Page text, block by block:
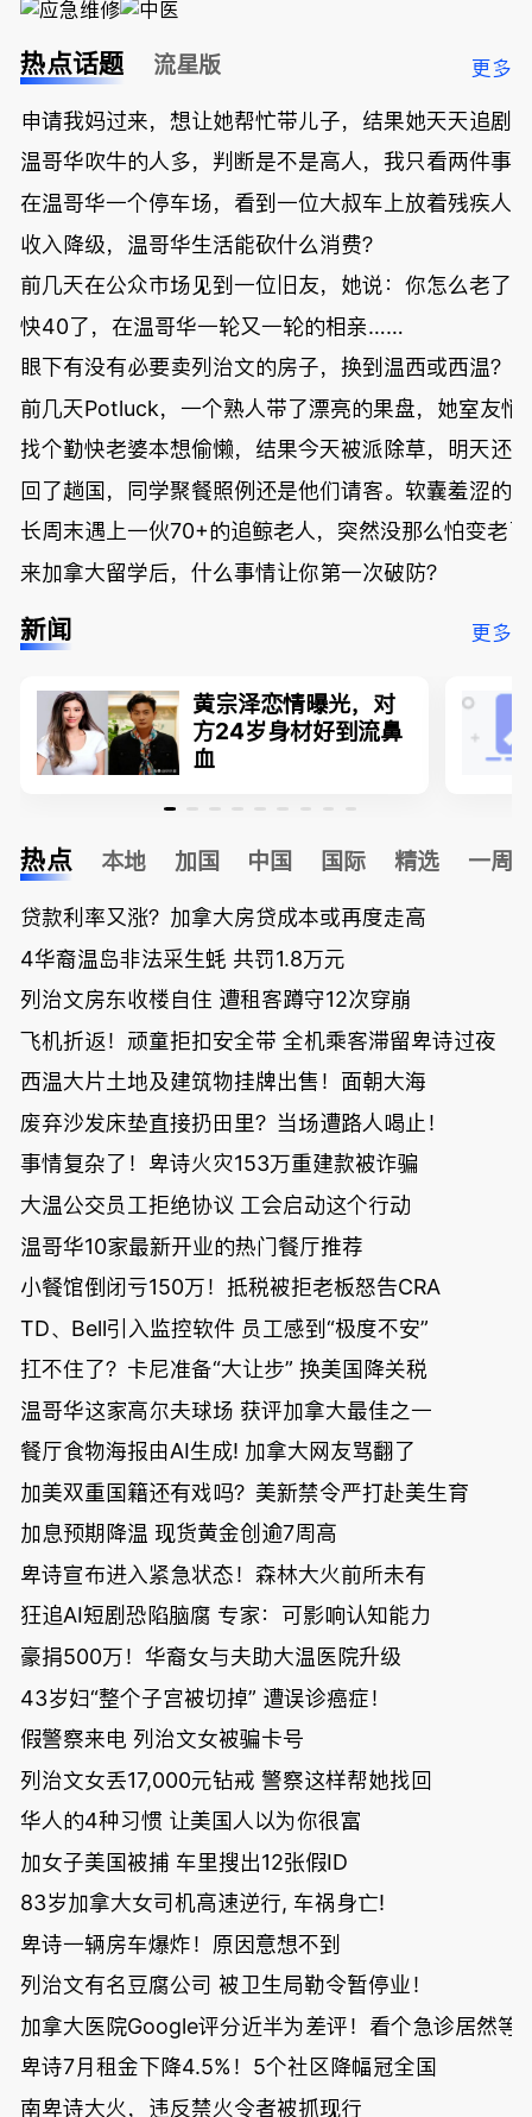
热点话题 流星版 更多
申请我妈过来，想让她帮忙带儿子，结果她天天追剧
温哥华吹牛的人多，判断是不是高人，我只看两件事
在温哥华一个停车场，看到一位大叔车上放着残疾人
收入降级，温哥华生活能砍什么消费？
前几天在公众市场见到一位旧友，她说：你怎么老了
快40了，在温哥华一轮又一轮的相亲……
眼下有没有必要卖列治文的房子，换到温西或西温？
前几天Potluck，一个熟人带了漂亮的果盘，她室友悄
找个勤快老婆本想偷懒，结果今天被派除草，明天还
回了趟国，同学聚餐照例还是他们请客。软囊羞涩的
长周末遇上一伙70+的追鲸老人，突然没那么怕变老了
来加拿大留学后，什么事情让你第一次破防？
新闻 更多
黄宗泽恋情曝光，对
方24岁身材好到流鼻
血
热点 本地 加国 中国 国际 精选 一周
贷款利率又涨？加拿大房贷成本或再度走高
4华裔温岛非法采生蚝 共罚1.8万元
列治文房东收楼自住 遭租客蹲守12次穿崩
飞机折返！顽童拒扣安全带 全机乘客滞留卑诗过夜
西温大片土地及建筑物挂牌出售！面朝大海
废弃沙发床垫直接扔田里？当场遭路人喝止！
事情复杂了！卑诗火灾153万重建款被诈骗
大温公交员工拒绝协议 工会启动这个行动
温哥华10家最新开业的热门餐厅推荐
小餐馆倒闭亏150万！抵税被拒老板怒告CRA
TD、Bell引入监控软件 员工感到“极度不安”
扛不住了？卡尼准备“大让步” 换美国降关税
温哥华这家高尔夫球场 获评加拿大最佳之一
餐厅食物海报由AI生成! 加拿大网友骂翻了
加美双重国籍还有戏吗？美新禁令严打赴美生育
加息预期降温 现货黄金创逾7周高
卑诗宣布进入紧急状态！森林大火前所未有
狂追AI短剧恐陷脑腐 专家：可影响认知能力
豪捐500万！华裔女与夫助大温医院升级
43岁妇“整个子宫被切掉” 遭误诊癌症！
假警察来电 列治文女被骗卡号
列治文女丢17,000元钻戒 警察这样帮她找回
华人的4种习惯 让美国人以为你很富
加女子美国被捕 车里搜出12张假ID
83岁加拿大女司机高速逆行, 车祸身亡!
卑诗一辆房车爆炸！原因意想不到
列治文有名豆腐公司 被卫生局勒令暂停业！
加拿大医院Google评分近半为差评！看个急诊居然等
卑诗7月租金下降4.5%！5个社区降幅冠全国
南卑诗大火，违反禁火令者被抓现行